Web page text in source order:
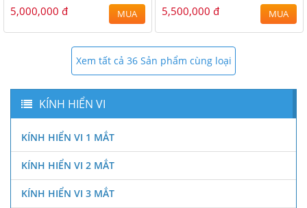
5,000,000 đ MUA 5,500,000 đ MUA
Xem tất cả 36 Sản phẩm cùng loại
KÍNH HIỂN VI
KÍNH HIỂN VI 1 MẮT
KÍNH HIỂN VI 2 MẮT
KÍNH HIỂN VI 3 MẮT